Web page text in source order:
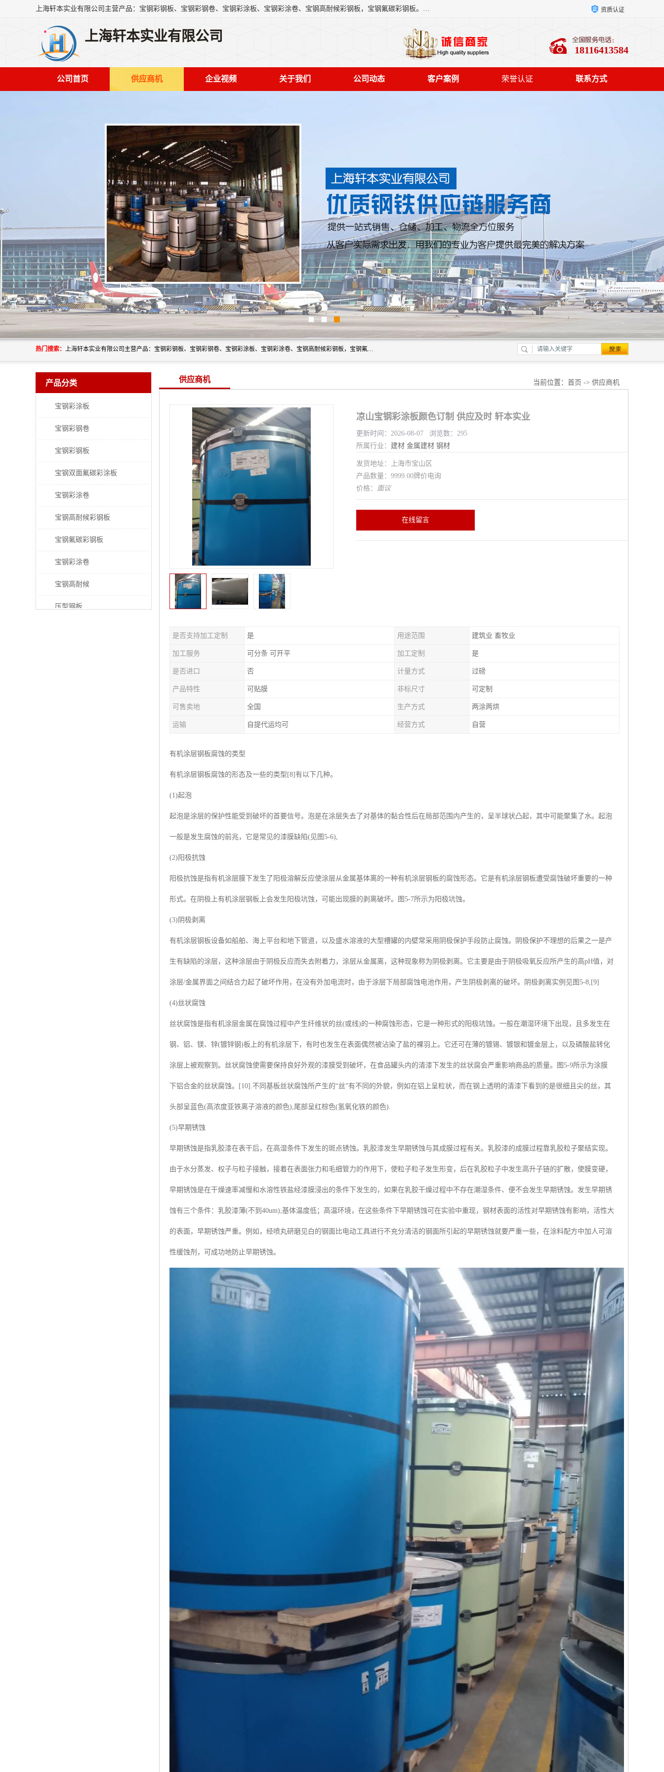
上海轩本实业有限公司主营产品：宝钢彩钢板、宝钢彩钢卷、宝钢彩涂板、宝钢彩涂卷、宝钢高耐候彩钢板，宝钢氟碳彩钢板。是一家集钢铁贸易，物流、加工为一体的产业全配套公司。 资质认证
上海轩本实业有限公司
18116413584
公司首页 供应商机 企业视频 关于我们 公司动态 客户案例 荣誉认证 联系方式
热门搜索： 上海轩本实业有限公司主营产品：宝钢彩钢板、宝钢彩钢卷、宝钢彩涂板、宝钢彩涂卷、宝钢高耐候彩钢板，宝钢氟碳彩钢板。是一家集钢铁贸易，物流、加工为一体的产业全配套公司。
产品分类
宝钢彩涂板
宝钢彩钢卷
宝钢彩钢板
宝钢双面氟碳彩涂板
宝钢彩涂卷
宝钢高耐候彩钢板
宝钢氟碳彩钢板
宝钢彩涂卷
宝钢高耐候
压型钢板
供应商机 当前位置： 首页 -> 供应商机
凉山宝钢彩涂板颜色订制 供应及时 轩本实业
更新时间：2026-08-07 浏览数：295
所属行业： 建材 金属建材 钢材
发货地址：上海市宝山区
产品数量：9999.00牌价电询
价格： 面议
在线留言
是否支持加工定制 是 用途范围 建筑业 畜牧业
加工服务 可分条 可开平 加工定制 是
是否进口 否 计量方式 过磅
产品特性 可贴膜 非标尺寸 可定制
可售卖地 全国 生产方式 两涂两烘
运输 自提代运均可 经营方式 自营
有机涂层钢板腐蚀的类型
有机涂层钢板腐蚀的形态及一些的类型[8]有以下几种。
(1)起泡
起泡是涂层的保护性能受到破坏的首要信号。泡是在涂层失去了对基体的黏合性后在局部范围内产生的，呈半球状凸起，其中可能聚集了水。起泡
一般是发生腐蚀的前兆，它是常见的漆膜缺陷(见图5-6),
(2)阳极抗蚀
阳极抗蚀是指有机涂层膜下发生了阳极溶解反应使涂层从金属基体离的一种有机涂层钢板的腐蚀形态。它是有机涂层钢板遭受腐蚀破坏重要的一种
形式。在阴极上有机涂层钢板上会发生阳极坑蚀，可能出现膜的剥离破坏。图5-7所示为阳极坑蚀。
(3)阴极剥离
有机涂层钢板设备如船舶、海上平台和地下管道，以及盛水溶液的大型槽罐的内壁常采用阴极保护手段防止腐蚀。阴极保护不理想的后果之一是产
生有缺陷的涂层，这种涂层由于阴极反应而失去附着力，涂层从金属离，这种现象称为阴极剥离。它主要是由于阴极吸氧反应所产生的高pH值，对
涂层/金属界面之间结合力起了破坏作用，在没有外加电流时，由于涂层下局部腐蚀电池作用，产生阴极剥离的破坏。阴极剥离实例见图5-8,[9]
(4)丝状腐蚀
丝状腐蚀是指有机涂层金属在腐蚀过程中产生纤维状的丝(或线)的一种腐蚀形态，它是一种形式的阳极坑蚀。一般在潮湿环境下出现，且多发生在
钢、铝、镁、锌(镀锌钢)板上的有机涂层下，有时也发生在表面偶然被沾染了盐的裸羽上。它还可在薄的镀锡、镀银和镀金层上，以及磷酸盐转化
涂层上被观察到。丝状腐蚀使需要保持良好外观的漆膜受到破坏，在食品罐头内的清漆下发生的丝状腐会严重影响商品的质量。图5-9所示为涂膜
下铝合金的丝状腐蚀。[10].不同基板丝状腐蚀所产生的“丝”有不同的外貌，例如在铝上呈粒状，而在钢上透明的清漆下看到的是很细且尖的丝，其
头部呈蓝色(高浓度亚铁离子溶液的颜色),尾部呈红棕色(氢氧化铁的颜色).
(5)早期锈蚀
早期锈蚀是指乳胶漆在表干后，在高湿条件下发生的斑点锈蚀。乳胶漆发生早期锈蚀与其成膜过程有关。乳胶漆的成膜过程靠乳胶粒子聚结实现。
由于水分蒸发、权子与粒子接触，接着在表面张力和毛细管力的作用下，使粒子粒子发生形变，后在乳胶粒子中发生高升子链的扩散，使膜变硬，
早期锈蚀是在干燥速率减慢和水溶性铁盐经漆膜浸出的条件下发生的，如果在乳胶干燥过程中不存在潮湿条件、便不会发生早期锈蚀。发生早期锈
蚀有三个条件：乳胶漆薄(不到40um);基体温度低；高温环境，在这些条件下早期锈蚀可在实验中重现，钢材表面的活性对早期锈蚀有影响，活性大
的表面，早期锈蚀严重。例如，经喷丸研磨见白的钢面比电动工具进行不充分清洁的钢面所引起的早期锈蚀就要严重一些，在涂料配方中加人可溶
性缓蚀剂，可成功地防止早期锈蚀。